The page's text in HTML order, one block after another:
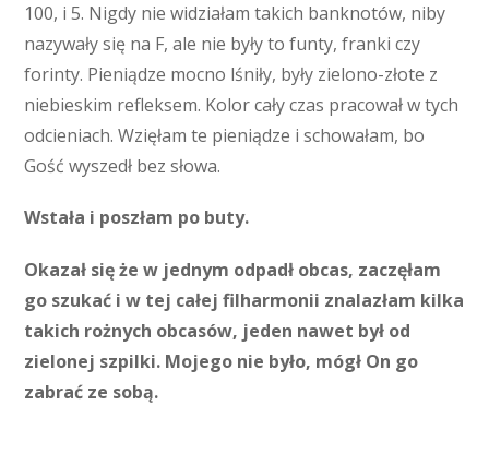
100, i 5. Nigdy nie widziałam takich banknotów, niby
nazywały się na F, ale nie były to funty, franki czy
forinty. Pieniądze mocno lśniły, były zielono-złote z
niebieskim refleksem. Kolor cały czas pracował w tych
odcieniach. Wzięłam te pieniądze i schowałam, bo
Gość wyszedł bez słowa.
Wstała i poszłam po buty.
Okazał się że w jednym odpadł obcas, zaczęłam
go szukać i w tej całej filharmonii znalazłam kilka
takich rożnych obcasów, jeden nawet był od
zielonej szpilki. Mojego nie było, mógł On go
zabrać ze sobą.